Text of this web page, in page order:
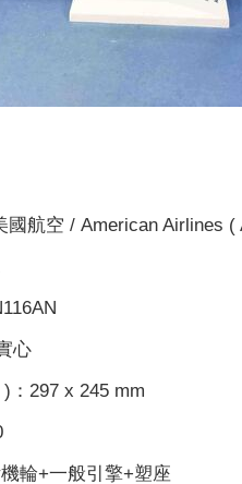
國航空 / American Airlines
心
：297 x 245 mm
輪+一般引擎+塑座